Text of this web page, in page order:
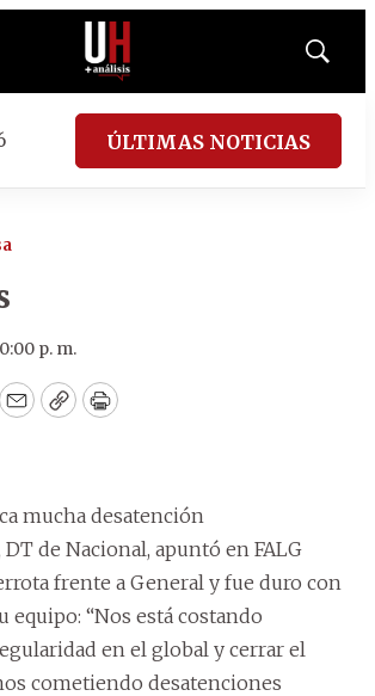
Mostrar
ÚLTIMAS NOTICIAS
p. m.
EmailCopyPrint
mucha desatención
DT de Nacional, apuntó en FALG
frente a General y fue duro con
equipo: “Nos está costando
en el global y cerrar el
cometiendo desatenciones